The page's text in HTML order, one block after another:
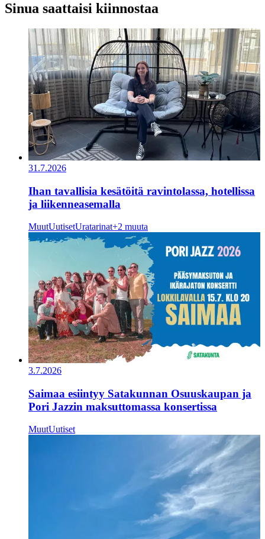
Sinua saattaisi kiinnostaa
31.7.2026
Ihan tavallisia kesätöitä ravintolassa, hotellissa
ja liikenneasemalla
MuutUutisetUratarinat+2 muuta
3.7.2026
Saimaa esiintyy Satakunnan Osuuskaupan ja
Pori Jazzin maksuttomassa konsertissa
MuutUutiset